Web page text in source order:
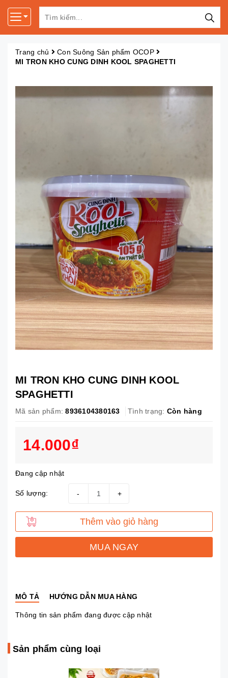
Trang chủ
Con Suông Sản phẩm OCOP
MI TRON KHO CUNG DINH KOOL SPAGHETTI
MI TRON KHO CUNG DINH KOOL
SPAGHETTI
Mã sản phẩm: 8936104380163 Tình trạng: Còn hàng
14.000₫
Đang cập nhật
Số lượng: +
-
Thêm vào giỏ hàng
MUA NGAY
MÔ TẢ HƯỚNG DẪN MUA HÀNG
Thông tin sản phẩm đang được cập nhật
Sản phẩm cùng loại